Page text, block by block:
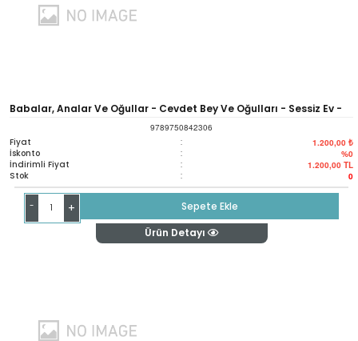
Babalar, Analar Ve Oğullar - Cevdet Bey Ve Oğulları - Sessiz Ev -
Kırmızı Saçlı Kadın
9789750842306
Fiyat : 1.200,00 ₺
İskonto : %0
İndirimli Fiyat : 1.200,00 TL
Stok : 0
- +
Sepete Ekle
Ürün Detayı